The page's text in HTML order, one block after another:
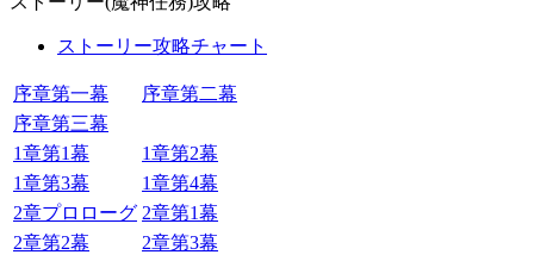
ストーリー攻略チャート
序章第一幕
序章第二幕
序章第三幕
1章第1幕
1章第2幕
1章第3幕
1章第4幕
2章プロローグ 2章第1幕
2章第2幕
2章第3幕